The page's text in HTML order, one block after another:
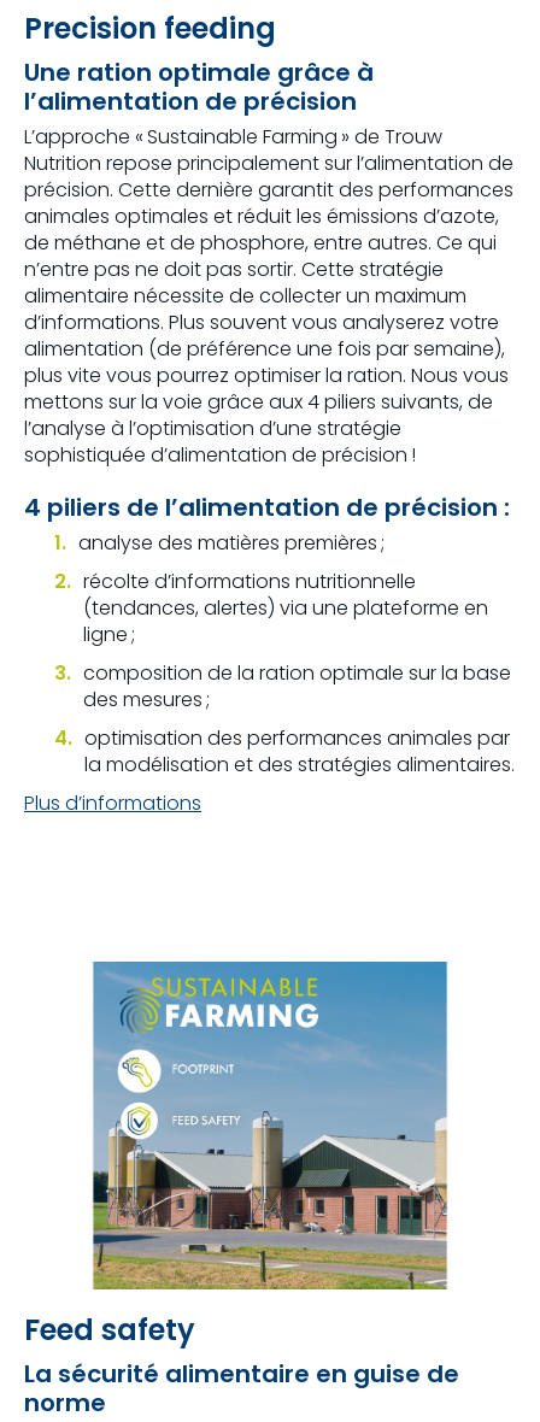
Precision feeding
Une ration optimale grâce à
l’alimentation de précision
L’approche « Sustainable Farming » de Trouw
Nutrition repose principalement sur l’alimentation de
précision. Cette dernière garantit des performances
animales optimales et réduit les émissions d’azote,
de méthane et de phosphore, entre autres. Ce qui
n’entre pas ne doit pas sortir. Cette stratégie
alimentaire nécessite de collecter un maximum
d’informations. Plus souvent vous analyserez votre
alimentation (de préférence une fois par semaine),
plus vite vous pourrez optimiser la ration. Nous vous
mettons sur la voie grâce aux 4 piliers suivants, de
l’analyse à l’optimisation d’une stratégie
sophistiquée d’alimentation de précision !
4 piliers de l’alimentation de précision :
analyse des matières premières ;
récolte d’informations nutritionnelle
(tendances, alertes) via une plateforme en
ligne ;
composition de la ration optimale sur la base
des mesures ;
optimisation des performances animales par
la modélisation et des stratégies alimentaires.
Plus d’informations
Feed safety
La sécurité alimentaire en guise de
norme